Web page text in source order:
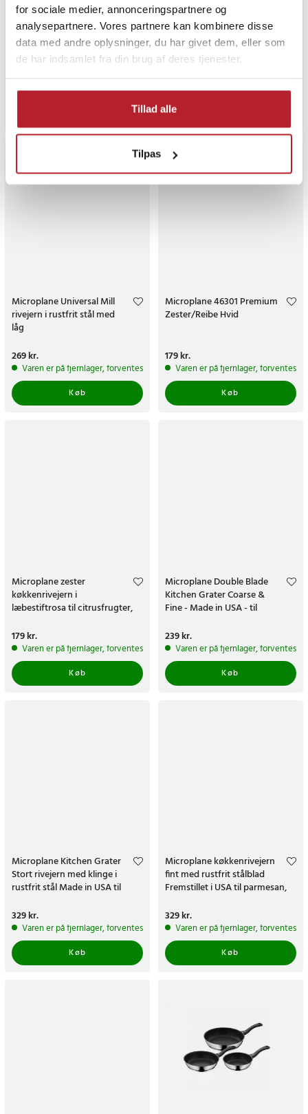
for sociale medier, annonceringspartnere og
analysepartnere. Vores partnere kan kombinere disse
data med andre oplysninger, du har givet dem, eller som
de har indsamlet fra din brug af deres tjenester.
Tillad alle
Tilpas
Microplane krydderikværn
2in1 coastal blue
Varen er på fjernlager, forventes at blive sendt inden for 5-7 hverdage
Microplane krydderikværn
2in1 Denim Blue
Varen er på fjernlager, forventes
Microplane Universal Mill
rivejern i rustfrit stål med
låg
Pris:269 kr.
269 kr.
Varen er på fjernlager, forventes at blive sendt inden for 5-7 hverdage
Køb
Microplane 46301 Premium
Zester/Reibe Hvid
Pris:179 kr.
179 kr.
Varen er på fjernlager, forventes
Køb
Microplane zester
køkkenrivejern i
læbestiftrosa til citrusfrugter,
Pris:179 kr.
179 kr.
Varen er på fjernlager, forventes at blive sendt inden for 5-7 hverdage
Køb
Microplane Double Blade
Kitchen Grater Coarse &
Fine - Made in USA - til
Pris:239 kr.
239 kr.
Varen er på fjernlager, forventes
Køb
Microplane Kitchen Grater
Stort rivejern med klinge i
rustfrit stål Made in USA til
Pris:329 kr.
329 kr.
Varen er på fjernlager, forventes at blive sendt inden for 5-7 hverdage
Køb
Microplane køkkenrivejern
fint med rustfrit stålblad
Fremstillet i USA til parmesan,
Pris:329 kr.
329 kr.
Varen er på fjernlager, forventes
Køb